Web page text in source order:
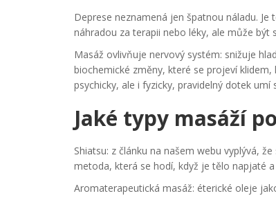
Deprese neznamená jen špatnou náladu.
náhradou za terapii nebo léky, ale může
Masáž ovlivňuje nervový systém: snižuje
biochemické změny, které se projeví
psychicky, ale i fyzicky, pravidelný dotek
Jaké typy masáží
Shiatsu: z článku na našem webu vyplývá,
metoda, která se hodí, když je tělo napjaté
Aromaterapeutická masáž: éterické oleje